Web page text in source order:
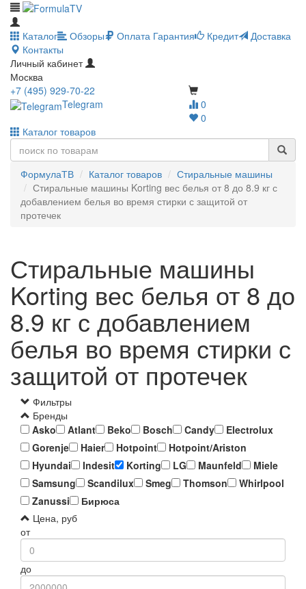
Каталог Обзоры Оплата Гарантия Кредит
Доставка
Контакты
Личный кабинет
Москва
0
0
+7 (495) 929-70-22
Telegram
Каталог товаров
ФормулаТВ Каталог товаров
Стиральные машины
Стиральные машины Korting вес белья от 8 до 8.9 кг с
добавлением белья во время стирки с защитой от
протечек
Стиральные машины
Korting вес белья от 8 до
8.9 кг с добавлением
белья во время стирки с
защитой от протечек
Фильтры
Бренды
Asko
Atlant Beko Bosch Candy
Electrolux
Gorenje
Haier Hotpoint
Hotpoint/Ariston
Hyundai
Indesit Korting LG Maunfeld
Miele
Samsung
Scandilux Smeg Thomson
Whirlpool
Zanussi
Бирюса
Цена, руб
от
до